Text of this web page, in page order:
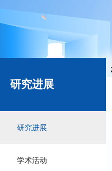
研究进展
研究进展
学术活动